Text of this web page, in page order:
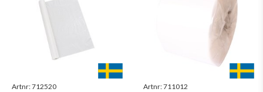
Artnr:712520 Artnr:711012